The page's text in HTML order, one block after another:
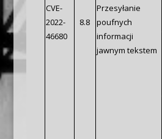
CVE-
2022-
46680
8.8
Przesyłanie
poufnych
informacji
jawnym tekstem